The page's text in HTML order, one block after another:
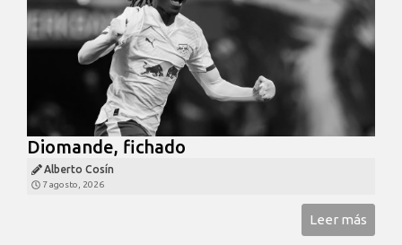
Diomande, fichado
Alberto Cosín
7 agosto, 2026
Leer más